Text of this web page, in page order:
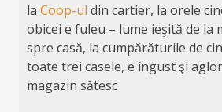
la Coop-ul din cartier, la orele
obicei e fuleu – lume ieşită de la
spre casă, la cumpărăturile de
toate trei casele, e îngust şi
magazin sătesc